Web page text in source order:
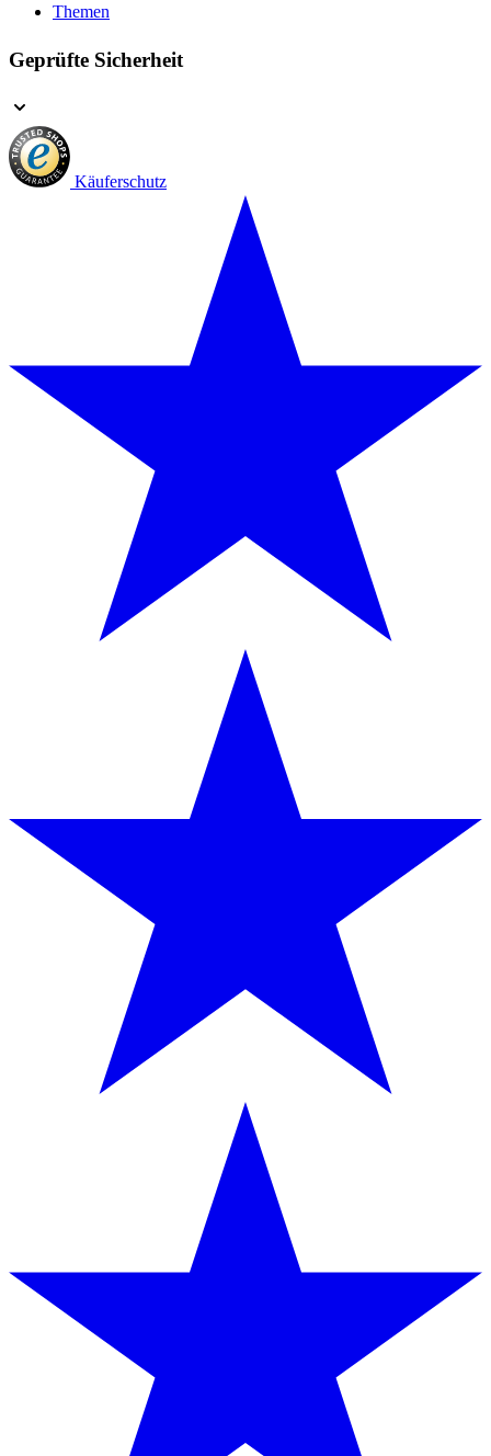
Themen
Geprüfte Sicherheit
Käuferschutz